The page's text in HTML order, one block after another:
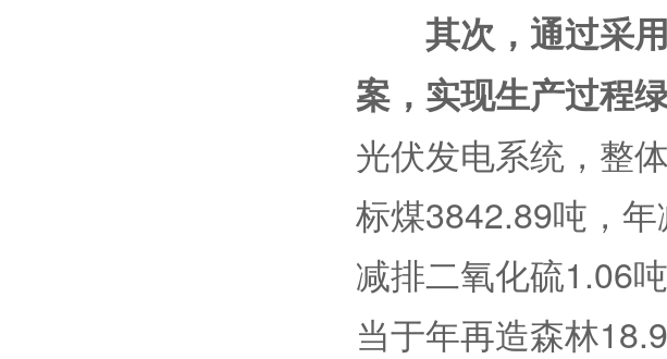
其次，通过采
案，实现生产过程绿
光伏发电系统，整
标煤3842.89吨，
减排二氧化硫1.06
当于年再造森林